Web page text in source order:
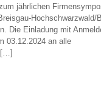
jährlichen
Hochschwarzwald/
Die Einladung mit
03.12.2024 an alle
[…]